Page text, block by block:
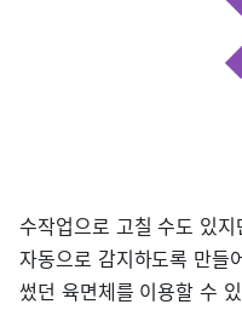
수작업으로 고칠 수도 있
자동으로 감지하도록 만들
썼던 육면체를 이용할 수